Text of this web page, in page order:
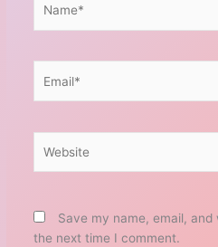
Save my name, email,
the next time I comment.